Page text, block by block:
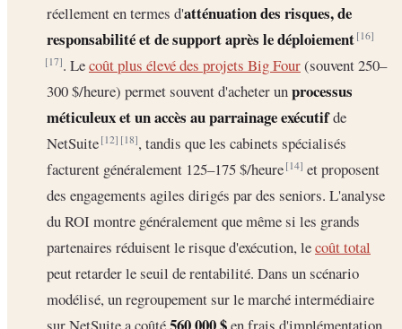
réellement en termes d'atténuation des risques, de
responsabilité et de support après le déploiement [16]
[17]. Lecoût plus élevé des projets Big Four(souvent 250–
300 $/heure) permet souvent d'acheter unprocessus
méticuleux et un accès au parrainage exécutifde
NetSuite[12] [18], tandis que les cabinets spécialisés
facturent généralement 125–175 $/heure[14] et proposent
des engagements agiles dirigés par des seniors. L'analyse
du ROI montre généralement que même si les grands
partenaires réduisent le risque d'exécution, lecoût total
peut retarder le seuil de rentabilité. Dans un scénario
modélisé, un regroupement sur le marché intermédiaire
sur NetSuite a coûté
en frais d'implémentation,